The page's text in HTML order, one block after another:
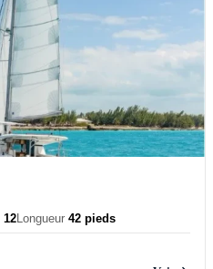
12Longueur 42 pieds